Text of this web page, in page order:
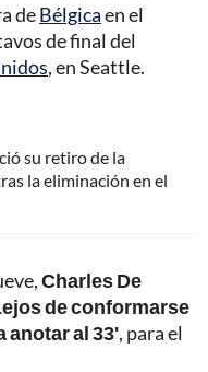
deBélgicaen el
de final del
, en Seattle.
su retiro de la
la eliminación en el
Charles De
de conformarse
anotar al 33', para el